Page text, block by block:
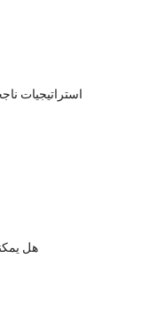
استراتيجيات
هل